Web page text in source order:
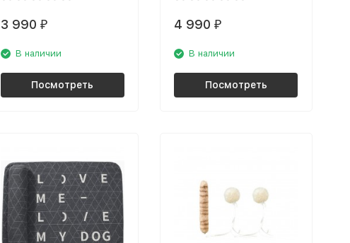
3 990 ₽
В наличии
Посмотреть
4 990₽
В наличии
Посмотреть